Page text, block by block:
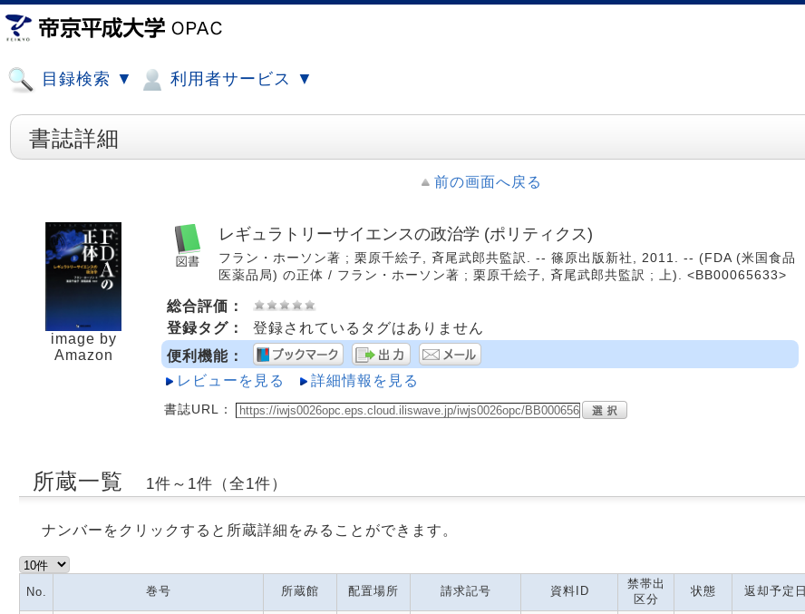
目録検索 ▼ 利用者サービス ▼
書誌詳細
前の画面へ戻る
image by
Amazon
レギュラトリーサイエンスの政治学 (ポリティクス)
フラン・ホーソン著 ; 栗原千絵子, 斉尾武郎共監訳. -- 篠原出版新社, 2011. -- (FDA (米国食品
医薬品局) の正体 / フラン・ホーソン著 ; 栗原千絵子, 斉尾武郎共監訳 ; 上). <BB00065633>
総合評価：
登録タグ：
登録されているタグはありません
便利機能：
レビューを見る
詳細情報を見る
書誌URL：
所蔵一覧 1件～1件（全1件）
ナンバーをクリックすると所蔵詳細をみることができます。
No. 巻号 所蔵館 配置場所 請求記号 資料ID
禁帯出
区分
状態 返却予定日